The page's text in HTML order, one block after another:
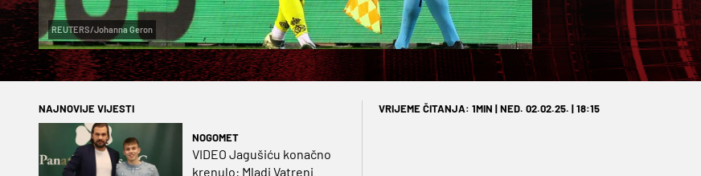
REUTERS/Johanna Geron
NAJNOVIJE VIJESTI
NOGOMET
VIDEO Jagušiću konačno
krenulo: Mladi Vatreni
VRIJEME ČITANJA: 1MIN | NED. 02.02.25. | 18:15